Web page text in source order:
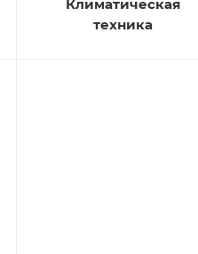
Климатическая
техника